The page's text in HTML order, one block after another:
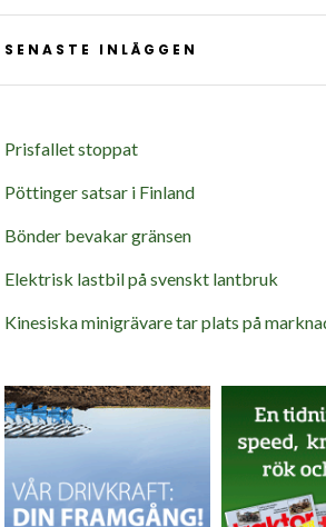
SENASTE INLÄGGEN
Prisfallet stoppat
Pöttinger satsar i Finland
Bönder bevakar gränsen
Elektrisk lastbil på svenskt lantbruk
Kinesiska minigrävare tar plats på